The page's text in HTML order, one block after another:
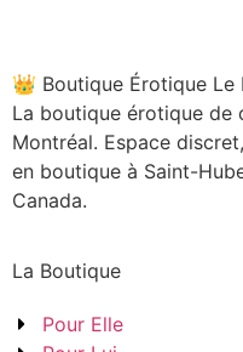
👑 Boutique Érotique Le
La boutique érotique de
Montréal. Espace
en boutique à Saint-
Canada.
La Boutique
Pour Elle